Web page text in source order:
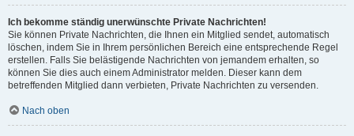
Ich bekomme ständig unerwünschte Private Nachrichten!
Sie können Private Nachrichten, die Ihnen ein Mitglied sendet, automatisch
löschen, indem Sie in Ihrem persönlichen Bereich eine entsprechende Regel
erstellen. Falls Sie belästigende Nachrichten von jemandem erhalten, so
können Sie dies auch einem Administrator melden. Dieser kann dem
betreffenden Mitglied dann verbieten, Private Nachrichten zu versenden.
Nach oben